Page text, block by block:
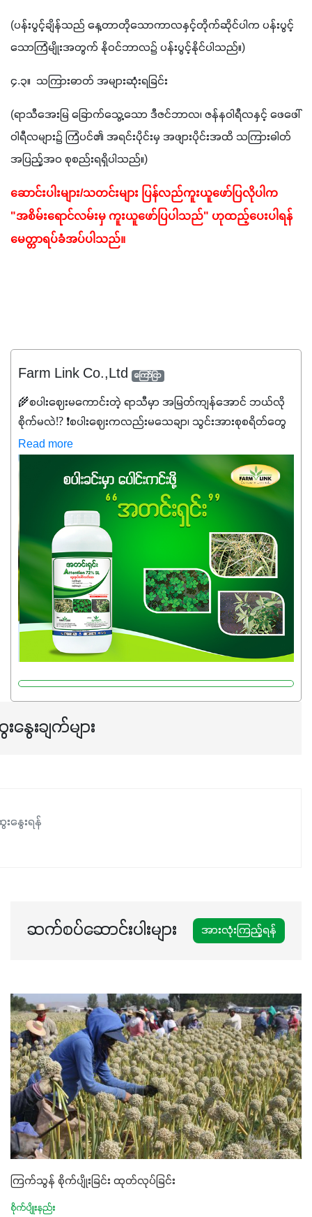
(ပန်းပွင့်ချိန်သည် နေ့တာတိုသောကာလနှင့်တိုက်ဆိုင်ပါက ပန်းပွင့်
သောကြံမျိုးအတွက် နိုဝင်ဘာလ၌ ပန်းပွင့်နိုင်ပါသည်။)
၄.၃။  သကြားဓာတ် အများဆုံးရခြင်း
(ရာသီအေးမြ ခြောက်သွေ့သော ဒီဇင်ဘာလ၊ ဇန်နဝါရီလနှင့် ဖေဖေါ်
ဝါရီလများ၌ ကြံပင်၏ အရင်းပိုင်းမှ အဖျားပိုင်းအထိ သကြားဓါတ်
အပြည့်အဝ စုစည်းရရှိပါသည်။)
ဆောင်းပါးများ/သတင်းများ ပြန်လည်ကူးယူဖော်ပြလိုပါက
"အစိမ်းရောင်လမ်းမှ ကူးယူဖော်ပြပါသည်" ဟုထည့်ပေးပါရန်
မေတ္တာရပ်ခံအပ်ပါသည်။
Farm Link Co.,Ltd ကြော်ငြာ
🌾စပါးဈေးမကောင်းတဲ့ ရာသီမှာ အမြတ်ကျန်အောင် ဘယ်လို
စိုက်မလဲ⁉️ ❗စပါးဈေးကလည်းမသေချာ၊ သွင်းအားစုစရိတ်တွေ
ကလည်း တက်နေတဲ့ဒီလိုအချိန်မှာ သွင်းအားစုဖိုးကို လျှော့ချပြီး
အထွက်နှုန်းကို ထိန်းထားနိုင်မှ ဦးကြီးတို့ အဆင်ပြေမှာနော် ✔️ဒါ
ကြောင့် ကိုယ်သုံးသမျှ ကိုယ့်အတွက်အကျိုးရစေမယ့်
အရည်အသွေးစိတ်ချရတဲ့ သွင်းအားစုပစ္စည်းတွေကိုပဲ ရွေးချယ်
သုံးသင့်ပါတယ်။
Read more
နွေးချက်များ
နွေးရန်
ဆက်စပ်ဆောင်းပါးများ အားလုံးကြည့်ရန်
ကြက်သွန် စိုက်ပျိုးခြင်း ထုတ်လုပ်ခြင်း
စိုက်ပျိုးနည်း